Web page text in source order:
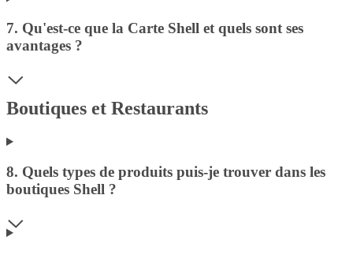
7. Qu'est-ce que la Carte Shell et quels sont ses
avantages ?
Boutiques et Restaurants
8. Quels types de produits puis-je trouver dans les
boutiques Shell ?